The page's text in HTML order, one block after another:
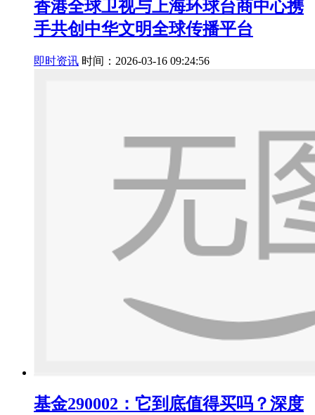
香港全球卫视与上海环球台商中心携
手共创中华文明全球传播平台
即时资讯 时间：2026-03-16 09:24:56
基金290002：它到底值得买吗？深度